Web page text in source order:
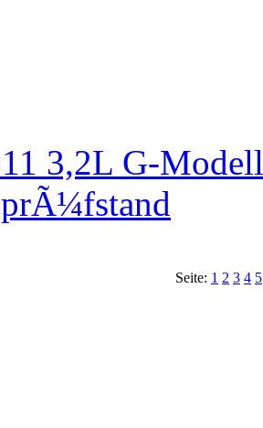
3,2L G-
Seite: 1 2 3 4 5